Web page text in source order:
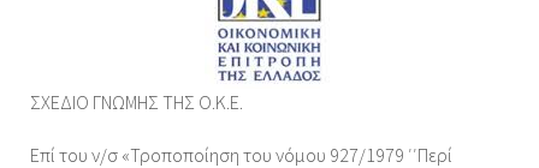
ΣΧΕΔΙΟ ΓΝΩΜΗΣ ΤΗΣ Ο.Κ.Ε.
Επί του ν/σ «Τροποποίηση του νόμου 927/1979 ′′Περί